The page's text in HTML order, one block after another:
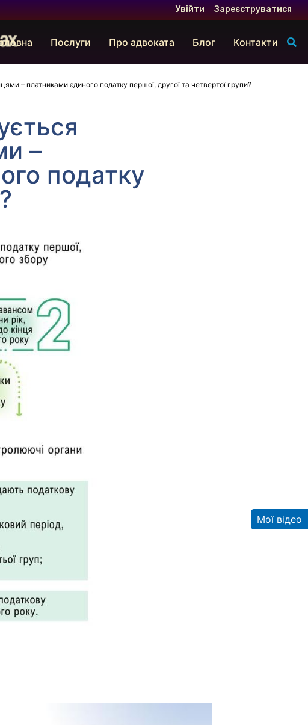
Увійти Зареєструватися
Послуги Про адвоката Блог Контакти
– платниками єдиного податку першої, другої та четвертої групи?
–
податку
Мої відео